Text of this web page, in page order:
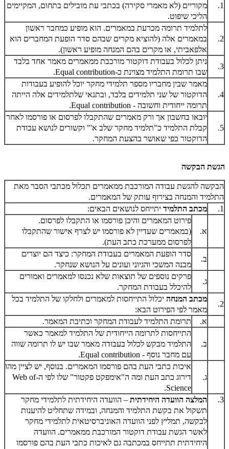
1.
מקוריים (לא מאמרי סקירה) בכתבי עת מובילים בתחום, המקיימים
הליכי שיפוט.
2.
לתלמיד תרומה מכרעת במאמרים. הוא מופיע כמחבר ראשון
במאמרים אלה (להוציא מקרים שבהם סדר הופעת המחברים הוא
אלפאביתי, או מקרים בהם המנחה מופיע ראשון).
3.
ניתן לכלול בעבודת דוקטור מורכבת ממאמרים מאמר אחד בלבד
שבו תרומת התלמיד מצוינת כ-Equal contribution
.
4.
מאמר שבין מחבריו מספר תלמידי מחקר יוכל להופיע בעבודות
הדוקטור של שני תלמידים בלבד, ובתנאי שלתלמידים אלה הייתה
תרומה ייחודית וחשובה - Equal contribution
.
5.
יובאו בחשבון אך ורק מאמרים שהתקבלו לפרסום או פורסמו לאחר
קבלת התלמיד כ"תלמיד מחקר שלב א'" וקשורים לנושא עבודת
הדוקטור כפי שאושר בהצעת המחקר.
הגשת הבקשה
הבקשה להגשת עבודה המורכבת ממאמרים תכלול מכתבי הסבר מאת
התלמיד והמנחה בצירוף עותק של המאמרים.
1.
מכתב התלמיד יתייחס לנושאים הבאים:
א.
פירוט המאמרים והיכן פורסמו או התקבלו לפרסום.
(במאמרים שעדיין לא פורסמו יש לצרף אישור שהתקבלו
לפרסום ממערכת כתב העת).
ב.
סדר הופעת המאמרים בעבודת המחקר: כיצד הם יוצרים
מבנה המשכי והגיוני ועונים על הנושא שנחקר.
ג.
פרקים נוספים של תוצאות שלא נכנסו למאמרים ואמורים
להיכלל בעבודת המחקר.
2.
מכתב המנחה יכלול התייחסות למאמרים ולחלקו של התלמיד בכל
מאמר לפי הפירוט הבא:
א.
תרומת התלמיד לעבודת המחקר וכתיבת המאמר.
ב.
התייחסות לתרומה הייחודית של התלמיד למאמר כאשר
התלמיד מבקש לכלול בעבודה מאמר שבו יש לו תרומה שווה
עם מחבר נוסף - Equal contribution
.
ג.
איכות כתבי העת בהם פורסמו המאמרים. בנוסף, יש לציין מהו
דירוג כתב העת ומה ה"אימפקט פקטור" שלו לפי ה-Web of
Science
.
3.
המלצה הוועדה היחידתית – הוועדה היחידתית לתלמידי מחקר
תשקול את בקשת התלמיד והמנחה, ובמידה שתחליט להיענות
לבקשה, תמליץ לפני הוועדה האוניברסיטאית לתלמידי מחקר
לאשר הגשת עבודת דוקטור המורכבת ממאמרים. הוועדה
היחידתית תתייחס במכתבה גם לאיכות כתבי העת בהם פורסמו